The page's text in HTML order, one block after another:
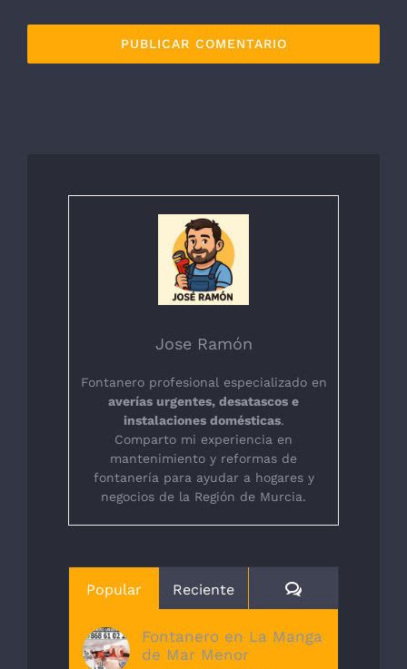
Jose Ramón
Fontanero profesional especializado en
averías urgentes, desatascos e
instalaciones domésticas.
Comparto mi experiencia en
mantenimiento y reformas de
fontanería para ayudar a hogares y
negocios de la Región de Murcia.
Popular Reciente Comentarios
Fontanero en La Manga
de Mar Menor